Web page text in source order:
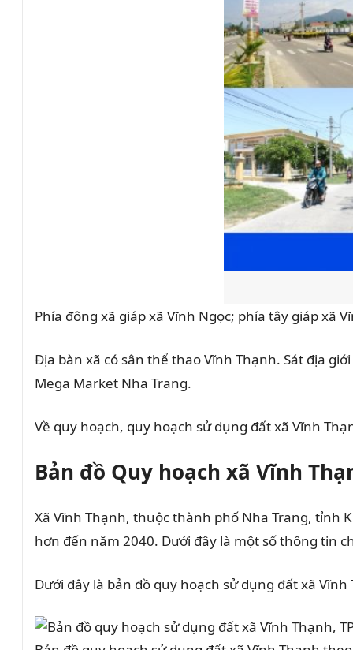
Phía đông xã giáp xã Vĩnh Ngọc; phía tây giáp xã
Địa bàn xã có sân thể thao Vĩnh Thạnh. Sát địa
Mega Market Nha Trang.
Về quy hoạch, quy hoạch sử dụng đất xã Vĩnh
Bản đồ Quy hoạch xã Vĩnh
Xã Vĩnh Thạnh, thuộc thành phố Nha Trang, tỉnh
hơn đến năm 2040. Dưới đây là một số thông tin
Dưới đây là bản đồ quy hoạch sử dụng đất xã